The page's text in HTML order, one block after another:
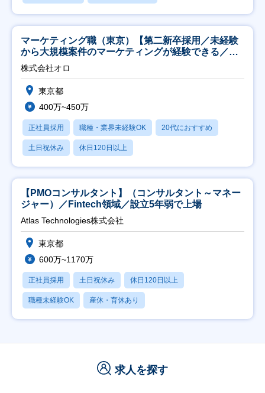
マーケティング職（東京）【第二新卒採用／未経験
から大規模案件のマーケティングが経験できる／研
修充実】
株式会社オロ
東京都
400万~450万
正社員採用 職種・業界未経験OK 20代におすすめ
土日祝休み 休日120日以上
【PMOコンサルタント】（コンサルタント～マネー
ジャー）／Fintech領域／設立5年弱で上場
Atlas Technologies株式会社
東京都
600万~1170万
正社員採用 土日祝休み 休日120日以上
職種未経験OK 産休・育休あり
求人を探す